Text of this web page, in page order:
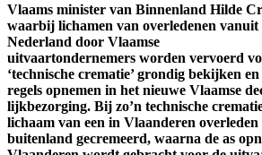
Vlaams minister van Binnenland Hilde
waarbij lichamen van overledenen
Nederland door Vlaamse
uitvaartondernemers worden vervoerd
‘technische crematie’ grondig bekijken
regels opnemen in het nieuwe Vlaamse
lijkbezorging. Bij zo’n technische
lichaam van een in Vlaanderen
buitenland gecremeerd, waarna de as